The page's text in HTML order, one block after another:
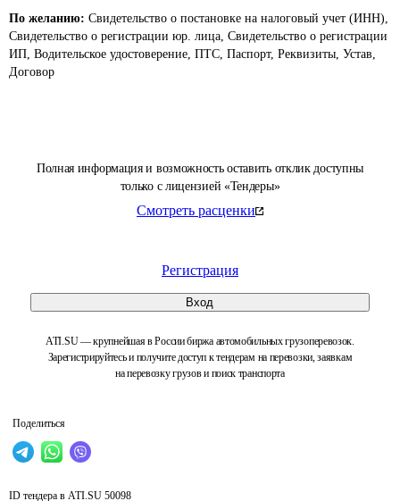
Полная информация и возможность оставить отклик доступны
только с лицензией «Тендеры»
Смотреть расценки
Регистрация
Вход
ATI.SU — крупнейшая в России биржа автомобильных грузоперевозок.
Зарегистрируйтесь и получите доступ к тендерам на перевозки, заявкам
на перевозку грузов и поиск транспорта
Поделиться
По желанию: Свидетельство о постановке на налоговый учет (ИНН),
Свидетельство о регистрации юр. лица, Свидетельство о регистрации
ИП, Водительское удостоверение, ПТС, Паспорт, Реквизиты, Устав,
Договор
ID тендера в ATI.SU 50098